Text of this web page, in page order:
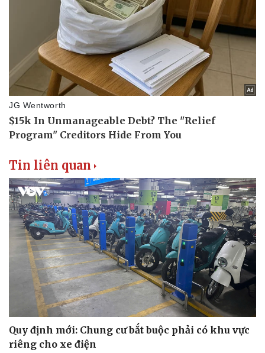
Doanh nghiệp
Thông tin doanh nghiệp
Doanh nghiệp 24h
Doanh nhân
Vì cộng đồng
Công nghệ
Sành điệu
Tin Công nghệ
Trải nghiệm
Tin liên quan
Quy định mới: Chung cư bắt buộc phải có khu vực
riêng cho xe điện